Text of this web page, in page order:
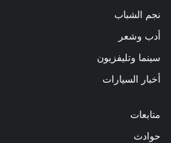
نجم الشباب
أدب وشعر
سينما وتليفزيون
أخبار السيارات
متابعات
حوادث